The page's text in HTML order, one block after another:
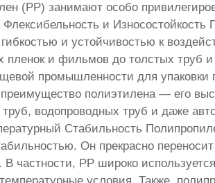
(PP) занимают особо
и
и устойчивостью к
пленок и фильмов до толстых труб
промышленности для упаковки
полиэтилена — его
водопроводных труб и даже
Стабильность
Он прекрасно
частности, PP широко